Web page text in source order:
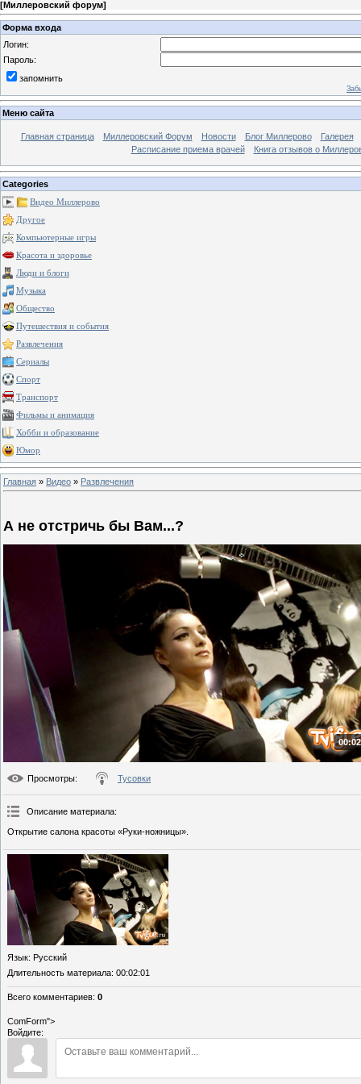
[Миллеровский форум]
Форма входа
Логин:
Пароль:
запомнить
Меню сайта
Главная страница Миллеровский Форум Новости Блог Миллерово
Галерея
Расписание приема врачей
Книга отзывов о
Categories
Видео Миллерово
Другое
Компьютерные игры
Красота и здоровье
Люди и блоги
Музыка
Общество
Путешествия и события
Развлечения
Сериалы
Спорт
Транспорт
Фильмы и анимация
Хобби и образование
Юмор
Главная » Видео » Развлечения
А не отстричь бы Вам...?
Просмотры: Тусовки
Описание материала:
Открытие салона красоты «Руки-ножницы».
Язык: Русский
Длительность материала: 00:02:01
Всего комментариев: 0
ComForm">
Войдите: